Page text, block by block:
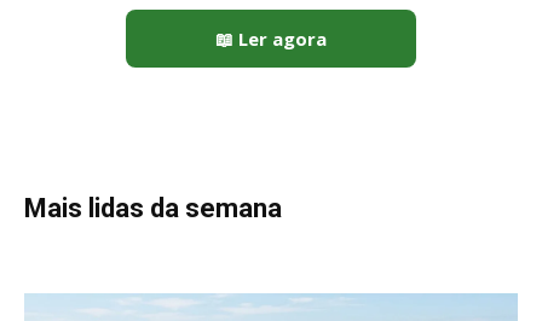
📖 Ler agora
Mais lidas da semana